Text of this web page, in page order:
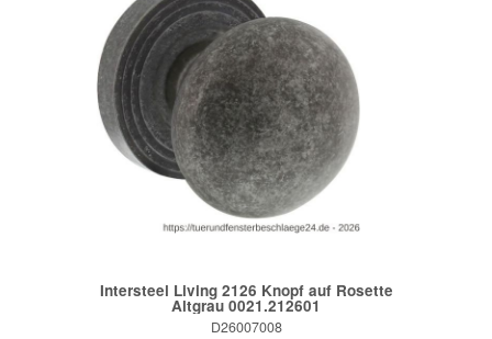
Intersteel Living 2126 Knopf auf Rosette
Altgrau 0021.212601
D26007008